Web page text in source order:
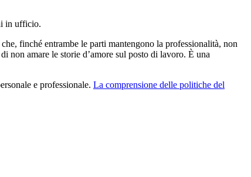
in ufficio.
finché entrambe le parti mantengono la professionalità, non
non amare le storie d’amore sul posto di lavoro. È una
e professionale. La comprensione delle politiche del